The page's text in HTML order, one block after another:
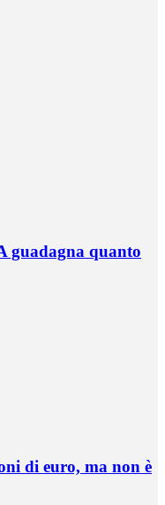
guadagna quanto
di euro, ma non è